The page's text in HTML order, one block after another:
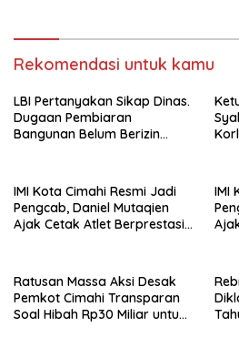
Rekomendasi untuk kamu
LBI Pertanyakan Sikap Dinas.
Dugaan Pembiaran
Bangunan Belum Berizin
IMI Kota Cimahi Resmi Jadi
Pengcab, Daniel Mutaqien
Ajak Cetak Atlet Berprestasi
IMI
Ratusan Massa Aksi Desak
Pemkot Cimahi Transparan
Soal Hibah Rp30 Miliar untuk